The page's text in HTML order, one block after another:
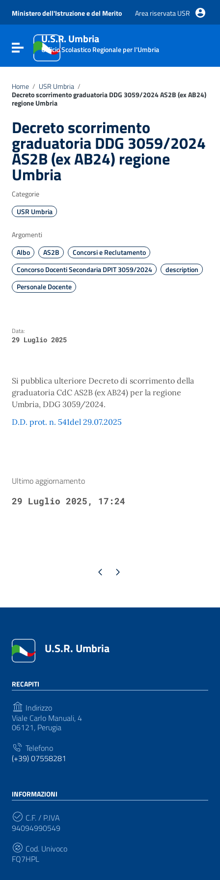
Vai al menu di navigazione
Vai al footer
Ministero dell'Istruzione e del Merito Area riservata USR
Attiva / disattiva la navigazione
U.S.R. Umbria
Ufficio Scolastico Regionale per l'Umbria
Home / USR Umbria /
Decreto scorrimento graduatoria DDG 3059/2024 AS2B (ex AB24)
regione Umbria
Decreto scorrimento
graduatoria DDG 3059/2024
AS2B (ex AB24) regione
Umbria
Categorie
USR Umbria
Argomenti
Albo
AS2B
Concorsi e Reclutamento
Concorso Docenti Secondaria DPIT 3059/2024
description
Personale Docente
Data:
29 Luglio 2025
Si pubblica ulteriore Decreto di scorrimento della
graduatoria CdC AS2B (ex AB24) per la regione
Umbria, DDG 3059/2024.
D.D. prot. n. 541del 29.07.2025
Ultimo aggiornamento
29 Luglio 2025, 17:24
Pagina precedente
Pagina successiva
U.S.R. Umbria
RECAPITI
Indirizzo
Viale Carlo Manuali, 4
06121, Perugia
Telefono
(+39) 07558281
INFORMAZIONI
C.F. / P.IVA
94094990549
Cod. Univoco
FQ7HPL